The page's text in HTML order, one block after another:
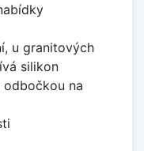
u granitových
silikon
na